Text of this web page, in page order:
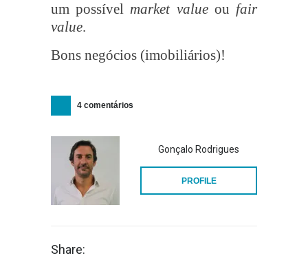
um possível market valueou fair
value.
Bons negócios (imobiliários)!
4 comentários
Gonçalo Rodrigues
PROFILE
Share: